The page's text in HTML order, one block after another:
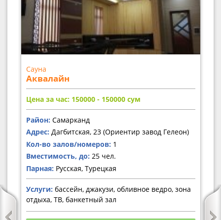
Сауна
Аквалайн
Цена за час: 150000 - 150000 сум
Район: Самарканд
Адрес: Дагбитская, 23 (Ориентир завод Гелеон)
Кол-во залов/номеров: 1
Вместимость, до: 25 чел.
Парная: Русская, Турецкая
Услуги: бассейн, джакузи, обливное ведро, зона
отдыха, ТВ, банкетный зал